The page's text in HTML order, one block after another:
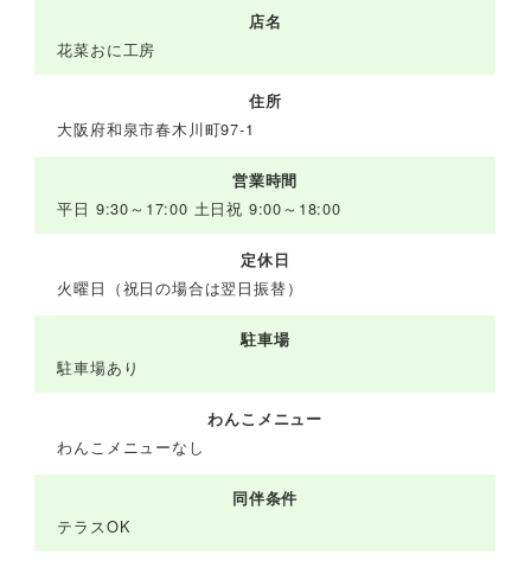
店名
花菜おに工房
住所
大阪府和泉市春木川町97-1
営業時間
平日 9:30～17:00 土日祝 9:00～18:00
定休日
火曜日（祝日の場合は翌日振替）
駐車場
駐車場あり
わんこメニュー
わんこメニューなし
同伴条件
テラスOK